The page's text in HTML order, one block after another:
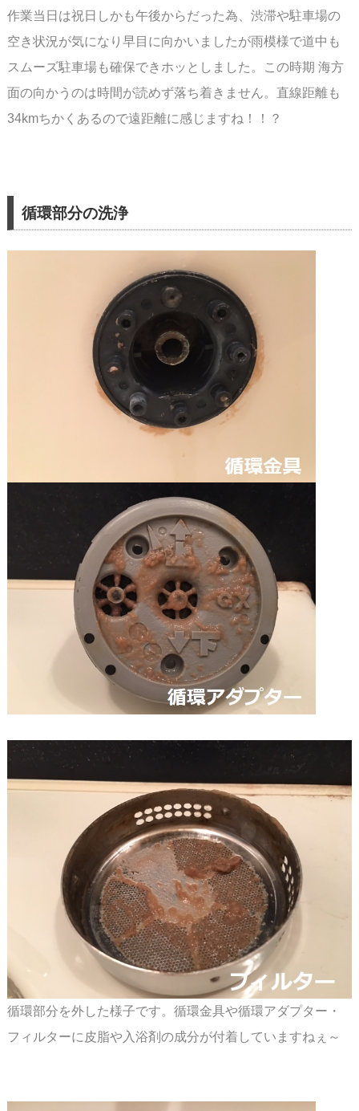
作業当日は祝日しかも午後からだった為、渋滞や駐車場の
空き状況が気になり早目に向かいましたが雨模様で道中も
スムーズ駐車場も確保できホッとしました。
この時期 海方
面の向かうのは時間が読めず落ち着きません。直線距離も
34kmちかくあるので遠距離に感じますね！！？
循環部分の洗浄
循環部分を外した様子です。循環金具や循環アダプター・
フィルターに皮脂や入浴剤の成分が付着していますねぇ～